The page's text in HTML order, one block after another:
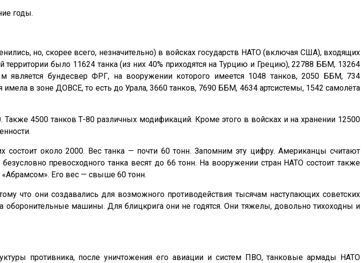
годы.
но, скорее всего, незначительно) в войсках государств НАТО (включая США), входящих
было 11624 танка (из них 40% приходятся на Турцию и Грецию), 22788 ББМ, 13264
является бундесвер ФРГ, на вооружении которого имеется 1048 танков, 2050 ББМ, 734
в зоне ДОВСЕ, то есть до Урала, 3660 танков, 7690 ББМ, 4634 артсистемы, 1542 самолёта
4500 танков Т-80 различных модификаций. Кроме этого в войсках и на хранении 12500
около 2000. Вес танка — почти 60 тонн. Запомним эту цифру. Американцы считают
превосходного танка весят до 66 тонн. На вооружении стран НАТО состоит также
«Абрамсом». Его вес — свыше 60 тонн.
что они создавались для возможного противодействия тысячам наступающих советских
оборонительные машины. Для блицкрига они не годятся. Они тяжелы, довольно тихоходны и
противника, после уничтожения его авиации и систем ПВО, танковые армады НАТО